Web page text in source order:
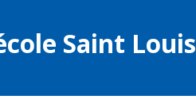
Saint Louis